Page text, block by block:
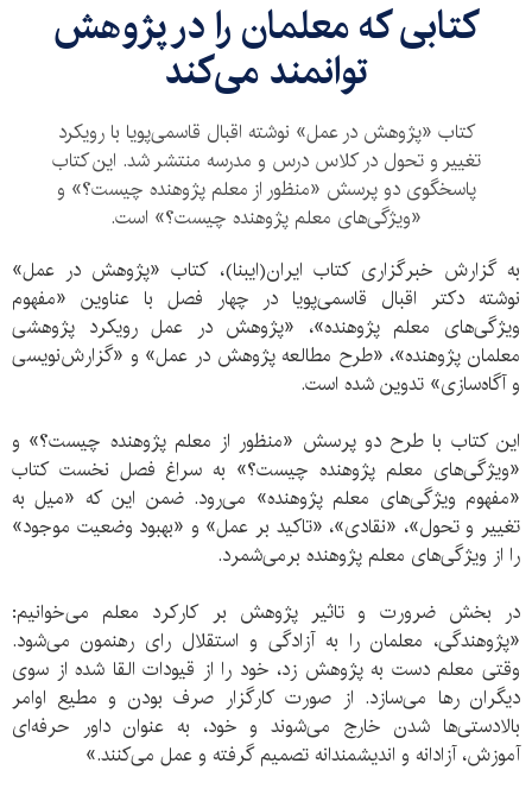
کتابی که معلمان را در پژوهش
توانمند می‌کند
کتاب «پژوهش در عمل» نوشته اقبال قاسمی‌پویا با رویکرد
تغییر و تحول در کلاس درس و مدرسه منتشر شد. این کتاب
پاسخگوی دو پرسش «منظور از معلم پژوهنده چیست؟» و
«ویژگی‌های معلم پژوهنده چیست؟» است.
به گزارش خبرگزاری کتاب ایران(ایبنا)، کتاب «پژوهش در عمل»
نوشته دکتر اقبال قاسمی‌پویا در چهار فصل با عناوین «مفهوم
ویژگی‌های معلم پژوهنده»، «پژوهش در عمل رویکرد پژوهشی
معلمان پژوهنده»، «طرح مطالعه پژوهش در عمل» و «گزارش‌نویسی
و آگاه‌سازی» تدوین شده است.
این کتاب با طرح دو پرسش «منظور از معلم پژوهنده چیست؟» و
«ویژگی‌های معلم پژوهنده چیست؟» به سراغ فصل نخست کتاب
«مفهوم ویژگی‌های معلم پژوهنده» می‌رود. ضمن این که «میل به
تغییر و تحول»، «نقادی»، «تاکید بر عمل» و «بهبود وضعیت موجود»
را از ویژگی‌های معلم پژوهنده برمی‌شمرد.
در بخش ضرورت و تاثیر پژوهش بر کارکرد معلم می‌خوانیم:
«پژوهندگی، معلمان را به آزادگی و استقلال رای رهنمون می‌شود.
وقتی معلم دست به پژوهش زد، خود را از قیودات القا شده از سوی
دیگران رها می‌سازد. از صورت کارگزار صرف بودن و مطیع اوامر
بالادستی‌ها شدن خارج می‌شوند و خود، به عنوان داور حرفه‌ای
آموزش، آزادانه و اندیشمندانه تصمیم گرفته و عمل می‌کنند.»